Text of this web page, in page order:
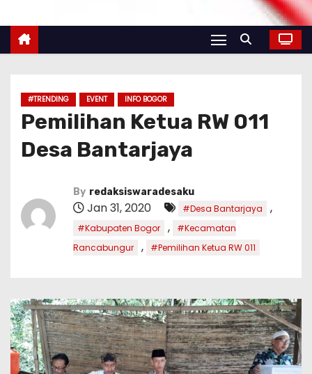
#TRENDING EVENT INFO BOGOR
Pemilihan Ketua RW 011
Desa Bantarjaya
By redaksiswaradesaku
Jan 31, 2020 #Desa Bantarjaya ,
#Kabupaten Bogor ,
#Kecamatan
Rancabungur
, #Pemilihan Ketua RW 011